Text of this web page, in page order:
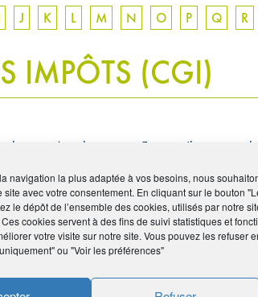
navigation la plus adaptée à vos besoins, nous
site avec votre consentement. En cliquant sur le bouton
le dépôt de l’ensemble des cookies, utilisés par notre
cookies servent à des fins de suivi statistiques et
votre visite sur notre site. Vous pouvez les refuser
ou "Voir les préférences"
J K L M N O P Q R
IMPÔTS (CGI)
qui s’appliquent en France. Il constitue